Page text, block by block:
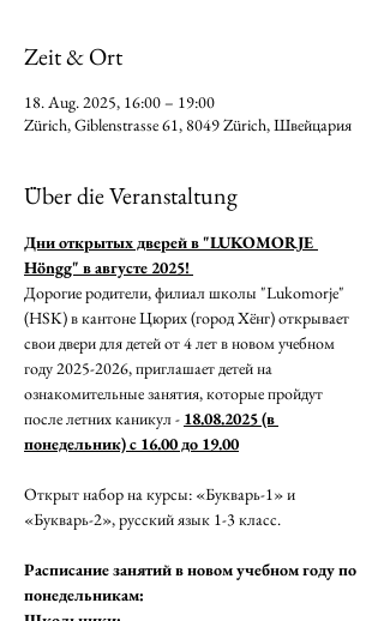
Zeit & Ort
18. Aug. 2025, 16:00 – 19:00
Zürich, Giblenstrasse 61, 8049 Zürich, Швейцария
Über die Veranstaltung
Дни открытых дверей в "LUKOMORJE
Höngg" в августе 2025!
Дорогие родители, филиал школы "Lukomorje"
(HSK) в кантоне Цюрих (город Хёнг) открывает
свои двери для детей от 4 лет в новом учебном
году 2025-2026, приглашает детей на
ознакомительные занятия, которые пройдут
после летних каникул - 18.08.2025 (в
понедельник) с 16.00 до 19.00
Открыт набор на курсы: «Букварь-1» и
«Букварь-2», русский язык 1-3 класс.
Расписание занятий в новом учебном году по
понедельникам: